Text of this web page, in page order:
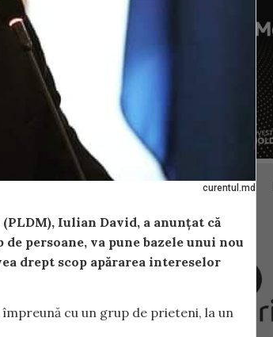
curentul.md
Iulian David, a anunțat că
persoane, va pune bazele unui nou
drept scop apărarea intereselor
cu un grup de prieteni, la un